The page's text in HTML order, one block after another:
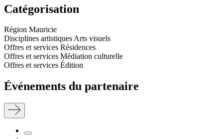
Catégorisation
Région Mauricie
Disciplines artistiquesArts visuels
Offres et services Résidences
Offres et services Médiation culturelle
Offres et services Édition
Événements du partenaire